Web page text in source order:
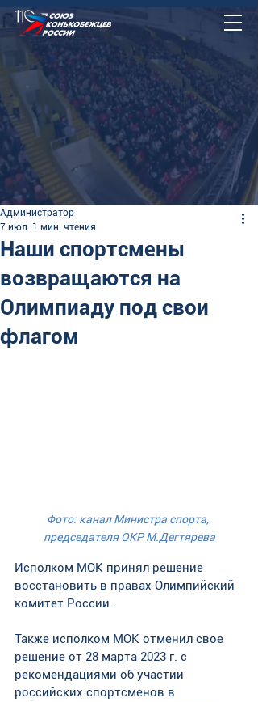
Наши спортсмены
возвращаются на
Олимпиаду под свои
флагом
Администратор
7 июл. 1 мин. чтения
Фото: канал Министра спорта,
председателя ОКР М.Дегтярева
Исполком МОК принял решение
восстановить в правах Олимпийский
комитет России.
Также исполком МОК отменил свое
решение от 28 марта 2023 г. с
рекомендациями об участии
российских спортсменов в